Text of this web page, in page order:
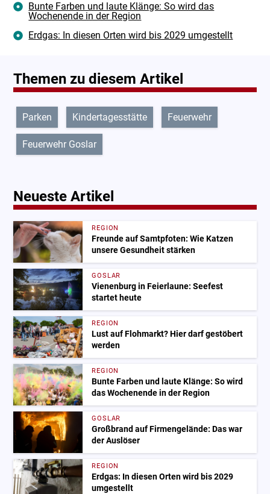
Bunte Farben und laute Klänge: So wird das
Wochenende in der Region
Erdgas: In diesen Orten wird bis 2029 umgestellt
Themen zu diesem Artikel
Parken Kindertagesstätte Feuerwehr
Feuerwehr Goslar
Neueste Artikel
REGION
Freunde auf Samtpfoten: Wie Katzen
unsere Gesundheit stärken
GOSLAR
Vienenburg in Feierlaune: Seefest
startet heute
REGION
Lust auf Flohmarkt? Hier darf gestöbert
werden
REGION
Bunte Farben und laute Klänge: So wird
das Wochenende in der Region
GOSLAR
Großbrand auf Firmengelände: Das war
der Auslöser
REGION
Erdgas: In diesen Orten wird bis 2029
umgestellt